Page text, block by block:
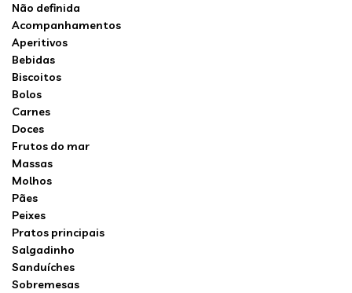
Não definida
Acompanhamentos
Aperitivos
Bebidas
Biscoitos
Bolos
Carnes
Doces
Frutos do mar
Massas
Molhos
Pães
Peixes
Pratos principais
Salgadinho
Sanduíches
Sobremesas